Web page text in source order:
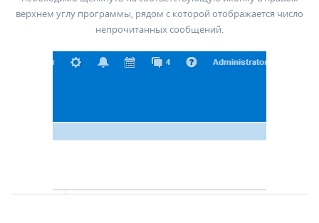
верхнем углу программы, рядом с которой отображается число
непрочитанных сообщений.